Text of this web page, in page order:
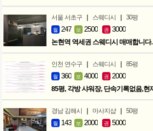
서울 서초구 | 스웨디시 | 30평
월 247 보 2500 권 3000
논현역 역세권 스웨디시 매매합니다.
인천 연수구 | 스웨디시 | 85평
월 360 보 4000 권 2000
경남 김해시 | 마사지샵 | 50평
월 143 보 2000 권 5000